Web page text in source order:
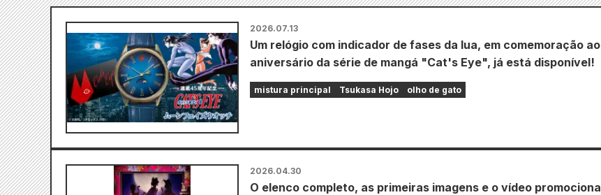
2026.07.13
Um relógio com indicador de fases da lua, em comemoração
aniversário da série de mangá "Cat's Eye", já está disponível!
mistura principal Tsukasa Hojo olho de gato
2026.04.30
O elenco completo, as primeiras imagens e o vídeo